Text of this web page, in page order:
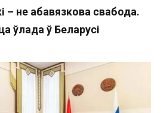
– не абавязкова свабода.
ўлада ў Беларусі